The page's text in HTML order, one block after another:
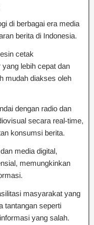
di berbagai era media
berita di Indonesia.
cetak
lebih cepat dan
mudah diakses oleh
dengan radio dan
secara real-time,
konsumsi berita.
media digital,
memungkinkan
masyarakat yang
tantangan seperti
yang salah.